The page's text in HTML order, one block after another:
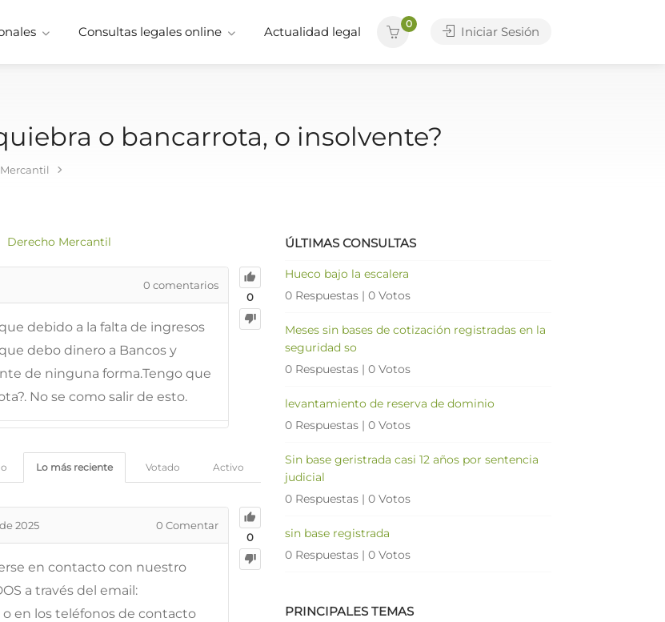
Consultas legales online Actualidad legal
0
Iniciar Sesión
o bancarrota, o insolvente?
Derecho Mercantil
0
0 comentarios
debido a la falta de ingresos
debo dinero a Bancos y
de ninguna forma.Tengo que
No se como salir de esto.
Activo
Votado
Lo más reciente
0
2025 0 Comentar
en contacto con nuestro
a través del email:
en los teléfonos de contacto
ÚLTIMAS CONSULTAS
Hueco bajo la escalera
0 Respuestas | 0 Votos
Meses sin bases de cotización registradas en la
seguridad so
0 Respuestas | 0 Votos
levantamiento de reserva de dominio
0 Respuestas | 0 Votos
Sin base geristrada casi 12 años por sentencia
judicial
0 Respuestas | 0 Votos
sin base registrada
0 Respuestas | 0 Votos
PRINCIPALES TEMAS